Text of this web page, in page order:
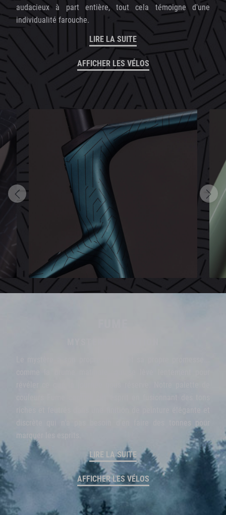
audacieux à part entière, tout cela témoigne d'une
individualité farouche.
LIRE LA SUITE
AFFICHER LES VÉLOS
discrète qui n'a pas besoin d'en faire des tonnes pour
marquer les esprits.
LIRE LA SUITE
AFFICHER LES VÉLOS